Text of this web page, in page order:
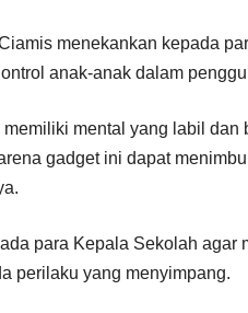
menekankan kepada
anak-anak dalam
mental yang labil dan
gadget ini dapat
para Kepala Sekolah agar
perilaku yang menyimpang.